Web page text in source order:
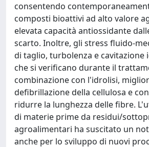
consentendo
composti bioattivi ad alto valore
elevata capacità antiossidante
scarto. Inoltre, gli stress fluido-
di taglio, turbolenza e cavitazione
che si verificano durante il
combinazione con l'idrolisi,
defibrillazione della cellulosa e
ridurre la lunghezza delle fibre.
di materie prime da residui/
agroalimentari ha suscitato un
anche per lo sviluppo di nuovi